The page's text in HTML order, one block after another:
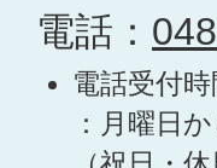
電話：
電話受付時
：月曜日